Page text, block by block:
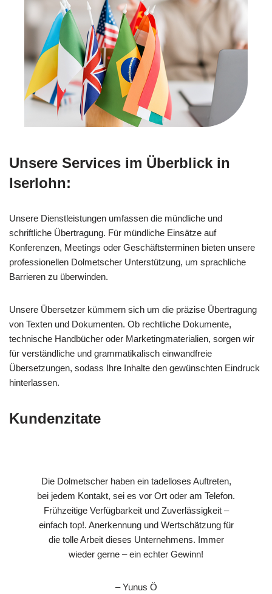
Unsere Services im Überblick in
Iserlohn:
Unsere Dienstleistungen umfassen die mündliche und
schriftliche Übertragung. Für mündliche Einsätze auf
Konferenzen, Meetings oder Geschäftsterminen bieten unsere
professionellen Dolmetscher Unterstützung, um sprachliche
Barrieren zu überwinden.
Unsere Übersetzer kümmern sich um die präzise Übertragung
von Texten und Dokumenten. Ob rechtliche Dokumente,
technische Handbücher oder Marketingmaterialien, sorgen wir
für verständliche und grammatikalisch einwandfreie
Übersetzungen, sodass Ihre Inhalte den gewünschten Eindruck
hinterlassen.
Kundenzitate
Die Dolmetscher haben ein tadelloses Auftreten,
bei jedem Kontakt, sei es vor Ort oder am Telefon.
Frühzeitige Verfügbarkeit und Zuverlässigkeit –
einfach top!. Anerkennung und Wertschätzung für
die tolle Arbeit dieses Unternehmens. Immer
wieder gerne – ein echter Gewinn!
– Yunus Ö